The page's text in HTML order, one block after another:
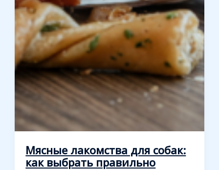
Мясные лакомства для собак:
как выбрать правильно